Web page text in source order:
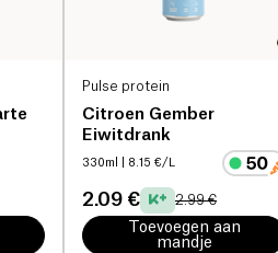
Pulse protein
Citroen Gember
Eiwitdrank
330ml | 8.15 €/L
2.09 € 2.99 €
Toevoegen aan
mandje